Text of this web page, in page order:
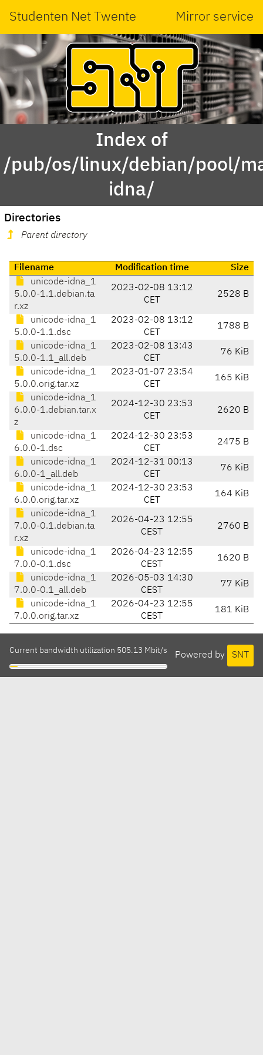
Studenten Net Twente Mirror service
Index of
/pub/os/linux/debian/pool/
idna/
Directories
Parent directory
Filename Modification time
Size
unicode-idna_1
5.0.0-1.1.debian.ta
r.xz
2023-02-08 13:12
CET
2528 B
unicode-idna_1
5.0.0-1.1.dsc
2023-02-08 13:12
CET
1788 B
unicode-idna_1
5.0.0-1.1_all.deb
2023-02-08 13:43
CET
76 KiB
unicode-idna_1
5.0.0.orig.tar.xz
2023-01-07 23:54
CET
165 KiB
unicode-idna_1
6.0.0-1.debian.tar.x
z
2024-12-30 23:53
CET
2620 B
unicode-idna_1
6.0.0-1.dsc
2024-12-30 23:53
CET
2475 B
unicode-idna_1
6.0.0-1_all.deb
2024-12-31 00:13
CET
76 KiB
unicode-idna_1
6.0.0.orig.tar.xz
2024-12-30 23:53
CET
164 KiB
unicode-idna_1
7.0.0-0.1.debian.ta
r.xz
2026-04-23 12:55
CEST
2760 B
unicode-idna_1
7.0.0-0.1.dsc
2026-04-23 12:55
CEST
1620 B
unicode-idna_1
7.0.0-0.1_all.deb
2026-05-03 14:30
CEST
77 KiB
unicode-idna_1
7.0.0.orig.tar.xz
2026-04-23 12:55
CEST
181 KiB
Powered by SNT
Current bandwidth utilization 505.13 Mbit/s